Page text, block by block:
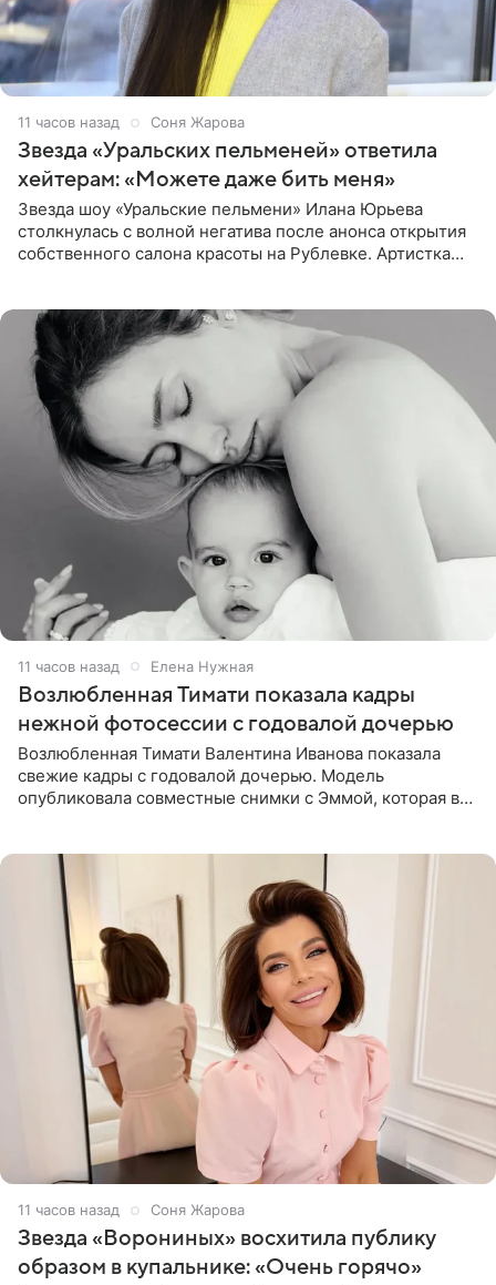
11 часов назад Соня Жарова
Звезда «Уральских пельменей» ответила
хейтерам: «Можете даже бить меня»
Звезда шоу «Уральские пельмени» Илана Юрьева
столкнулась с волной негатива после анонса открытия
собственного салона красоты на Рублевке. Артистка
11 часов назад Елена Нужная
Возлюбленная Тимати показала кадры
нежной фотосессии с годовалой дочерью
Возлюбленная Тимати Валентина Иванова показала
свежие кадры с годовалой дочерью. Модель
опубликовала совместные снимки с Эммой, которая в
11 часов назад Соня Жарова
Звезда «Ворониных» восхитила публику
образом в купальнике: «Очень горячо»